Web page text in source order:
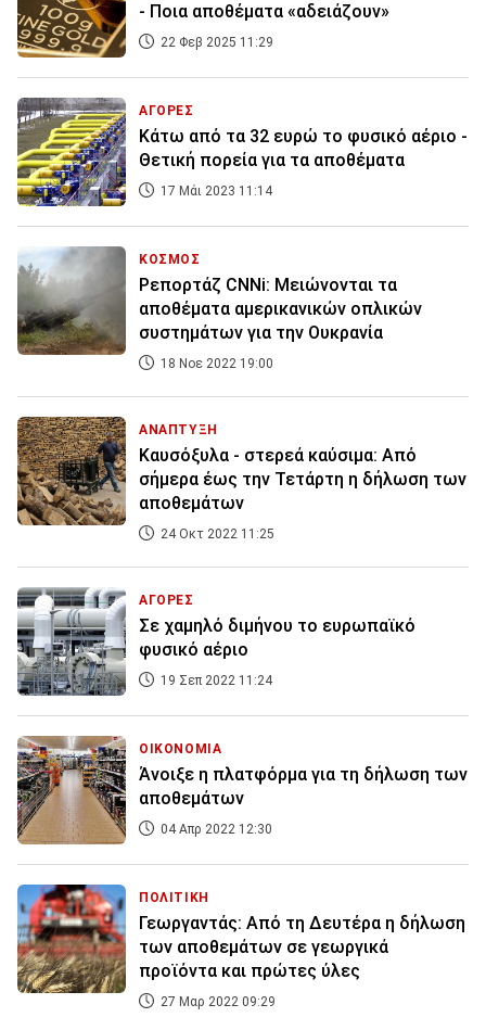
- Ποια αποθέματα «αδειάζουν»
22 Φεβ 2025 11:29
ΑΓΟΡΕΣ
Κάτω από τα 32 ευρώ το φυσικό αέριο -
Θετική πορεία για τα αποθέματα
17 Μάι 2023 11:14
ΚΟΣΜΟΣ
Ρεπορτάζ CNNi: Μειώνονται τα
αποθέματα αμερικανικών οπλικών
συστημάτων για την Ουκρανία
18 Νοε 2022 19:00
ΑΝΑΠΤΥΞΗ
Kαυσόξυλα - στερεά καύσιμα: Από
σήμερα έως την Τετάρτη η δήλωση των
αποθεμάτων
24 Οκτ 2022 11:25
ΑΓΟΡΕΣ
Σε χαμηλό διμήνου το ευρωπαϊκό
φυσικό αέριο
19 Σεπ 2022 11:24
ΟΙΚΟΝΟΜΙΑ
Άνοιξε η πλατφόρμα για τη δήλωση των
αποθεμάτων
04 Απρ 2022 12:30
ΠΟΛΙΤΙΚΗ
Γεωργαντάς: Από τη Δευτέρα η δήλωση
των αποθεμάτων σε γεωργικά
προϊόντα και πρώτες ύλες
27 Μαρ 2022 09:29